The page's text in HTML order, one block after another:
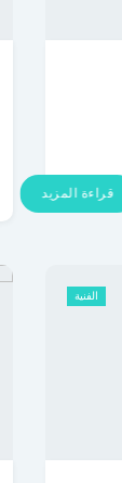
قراءة المزيد
الفنية